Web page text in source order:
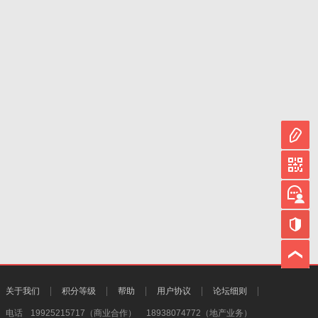
关于我们 积分等级 帮助 用户协议 论坛细则
电话 19925215717（商业合作） 18938074772（地产业务）